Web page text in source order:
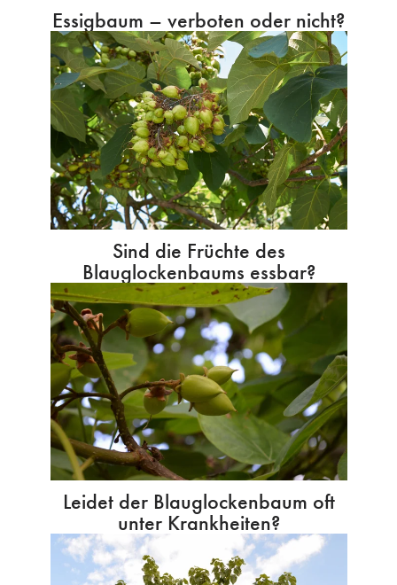
Essigbaum – verboten oder nicht?
Sind die Früchte des
Blauglockenbaums essbar?
Leidet der Blauglockenbaum oft
unter Krankheiten?